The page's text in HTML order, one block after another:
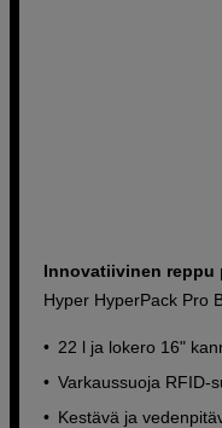
Innovatiivinen
Hyper HyperPack Pro
22 l ja lokero 16"
Varkaussuoja RFID-
Kestävä ja